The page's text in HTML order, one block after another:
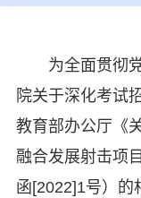
为全面贯彻
院关于深化考试
教育部办公厅《
融合发展射击项
函[2022]1号）的